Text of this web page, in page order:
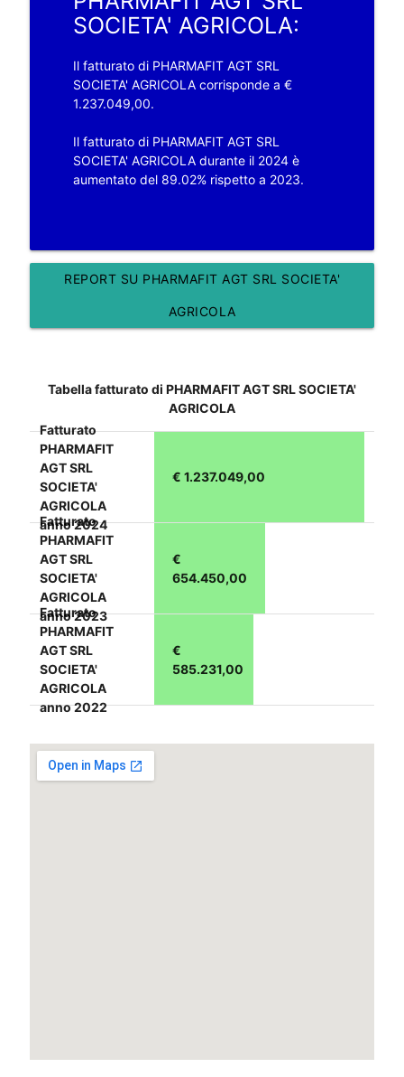
SOCIETA' AGRICOLA:
Il fatturato di PHARMAFIT AGT SRL
SOCIETA' AGRICOLA corrisponde a €
1.237.049,00.
Il fatturato di PHARMAFIT AGT SRL
SOCIETA' AGRICOLA durante il 2024 è
aumentato del 89.02% rispetto a 2023.
REPORT SU PHARMAFIT AGT SRL SOCIETA'
AGRICOLA
Tabella fatturato di PHARMAFIT AGT SRL SOCIETA'
AGRICOLA
Fatturato
PHARMAFIT
AGT SRL
SOCIETA'
AGRICOLA
anno 2024
€ 1.237.049,00
Fatturato
PHARMAFIT
AGT SRL
SOCIETA'
AGRICOLA
anno 2023
€
654.450,00
Fatturato
PHARMAFIT
AGT SRL
SOCIETA'
AGRICOLA
anno 2022
€
585.231,00